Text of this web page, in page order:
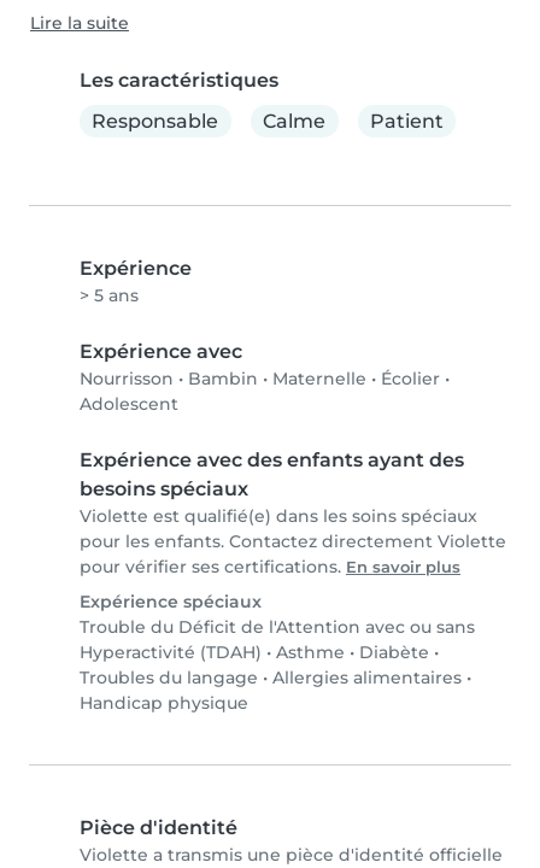
Lire la suite
Les caractéristiques
Responsable
Calme Patient
Expérience
> 5 ans
Expérience avec
Nourrisson • Bambin • Maternelle • Écolier •
Adolescent
Expérience avec des enfants ayant des
besoins spéciaux
Violette est qualifié(e) dans les soins spéciaux
pour les enfants. Contactez directement Violette
pour vérifier ses certifications. En savoir plus
Expérience spéciaux
Trouble du Déficit de l'Attention avec ou sans
Hyperactivité (TDAH) • Asthme • Diabète •
Troubles du langage • Allergies alimentaires •
Handicap physique
Pièce d'identité
Violette a transmis une pièce d'identité officielle